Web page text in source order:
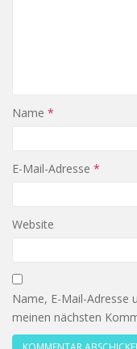
Name *
E-Mail-Adresse *
Website
Name, E-Mail-Adresse
meinen nächsten